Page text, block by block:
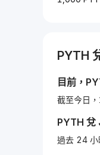
PYTH
目前，
截至今日
PYTH 兌
過去 24 小